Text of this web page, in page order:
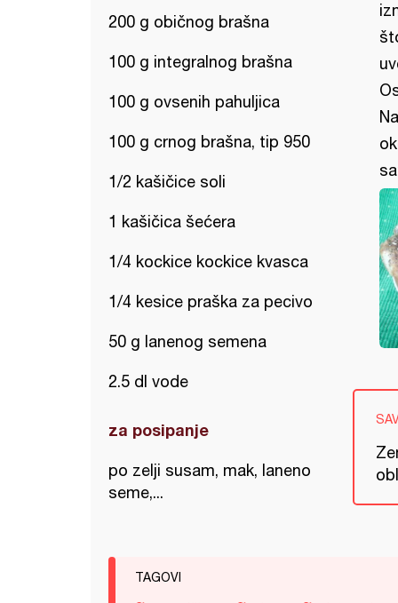
200 g običnog brašna
100 g integralnog brašna
100 g ovsenih pahuljica
100 g crnog brašna, tip 950
1/2 kašičice soli
1 kašičica šećera
1/4 kockice kockice kvasca
1/4 kesice praška za pecivo
50 g lanenog semena
2.5 dl vode
za posipanje
po zelji susam, mak, laneno
seme,...
TAGOVI